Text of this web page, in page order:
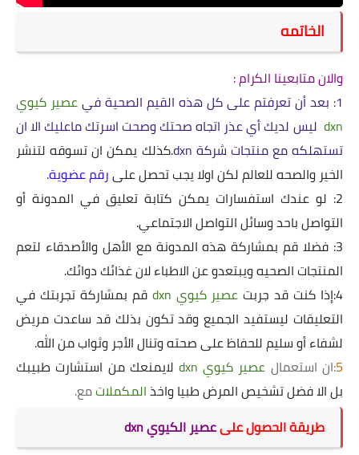
الخاتمه
والان متابعينا الكرام :
1: بعد أن تعرفتم على كل هذه القيم الصحية في
عصير كيوي
dxn ليس لديك أي عذر اتجاه صحتك وصحت اسرتك ماعليك الا ان
تستهلكه مع منتجات شركة dxn
.كذلك يمكن ان تسوقه لتنشر
الخير والصحه للعالم لكن اولا يجب تحصل علىرقم عضوية.
2: لو عندك استفسارات يمكن كتابة تعليق في المدونة أو
التواصل باحد وسائل التواصل الاجتماعي.
3: فضلا قم بمشاركة هذه المدونة مع الأهل والأصدقاء لتعم
المنتجات الصحيه ويبتعدو عن الاطباء لان غذائك دوائك.
4:إذا كنت قد جربت
عصير كيوي dxn قم بمشاركة تجربتك في
التعليقات ليستفيد الجميع وقد تكون بذلك قد ساعدت مريض
لشفاء أو سليم للحفاظ على صحته وتنال الأجر وثواب من الله.
5:ان استعمال عصير كيوي dxn لايمنعك من استشارت طبيبك
بل الا فضل تشخيص المرض طبيا واخذالمكملاتمع.
طريقةالحصول علىعصير الكيويdxn